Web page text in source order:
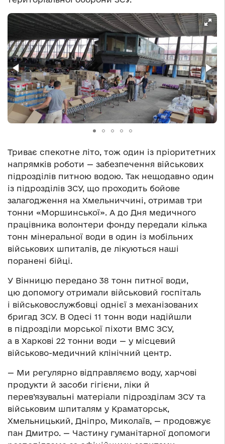
Триває спекотне літо, тож один із пріоритетних
напрямків роботи — забезпечення військових
підрозділів питною водою. Так нещодавно один
із підрозділів ЗСУ, що проходить бойове
залагодження на Хмельниччині, отримав три
тонни «Моршинської». А до Дня медичного
працівника волонтери фонду передали кілька
тонн мінеральної води в один із мобільних
військових шпиталів, де лікуються наші
поранені бійці.
У Вінницю передано 38 тонн питної води,
цю допомогу отримали військовий госпіталь
і військовослужбовці однієї з механізованих
бригад ЗСУ. В Одесі 11 тонн води надійшли
в підрозділи морської піхоти ВМС ЗСУ,
а в Харкові 22 тонни води — у місцевий
військово-медичний клінічний центр.
— Ми регулярно відправляємо воду, харчові
продукти й засоби гігієни, ліки й
перев’язувальні матеріали підрозділам ЗСУ та
військовим шпиталям у Краматорськ,
Хмельницький, Дніпро, Миколаїв, — продовжує
пан Дмитро. — Частину гуманітарної допомоги